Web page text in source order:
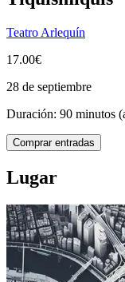
Teatro Arlequín
17.00€
28 de septiembre
Duración: 90 minutos
Comprar entradas
Lugar